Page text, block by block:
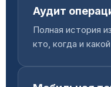
Аудит
Полная история
кто, когда и